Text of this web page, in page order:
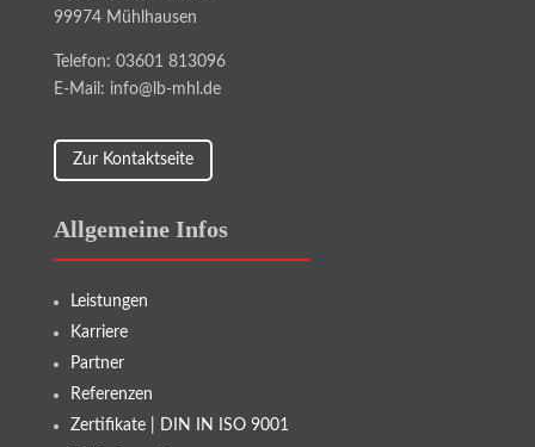
99974 Mühlhausen
Telefon: 03601 813096
E-Mail: info@lb-mhl.de
Zur Kontaktseite
Allgemeine Infos
Leistungen
Karriere
Partner
Referenzen
Zertifikate | DIN IN ISO 9001